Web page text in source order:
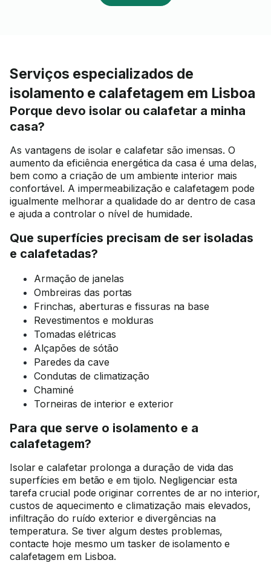
Serviços especializados de
isolamento e calafetagem em Lisboa
Porque devo isolar ou calafetar a minha
casa?
As vantagens de isolar e calafetar são imensas. O
aumento da eficiência energética da casa é uma delas,
bem como a criação de um ambiente interior mais
confortável. A impermeabilização e calafetagem pode
igualmente melhorar a qualidade do ar dentro de casa
e ajuda a controlar o nível de humidade.
Que superfícies precisam de ser isoladas
e calafetadas?
Armação de janelas
Ombreiras das portas
Frinchas, aberturas e fissuras na base
Revestimentos e molduras
Tomadas elétricas
Alçapões de sótão
Paredes da cave
Condutas de climatização
Chaminé
Torneiras de interior e exterior
Para que serve o isolamento e a
calafetagem?
Isolar e calafetar prolonga a duração de vida das
superfícies em betão e em tijolo. Negligenciar esta
tarefa crucial pode originar correntes de ar no interior,
custos de aquecimento e climatização mais elevados,
infiltração do ruído exterior e divergências na
temperatura. Se tiver algum destes problemas,
contacte hoje mesmo um tasker de isolamento e
calafetagem em Lisboa.